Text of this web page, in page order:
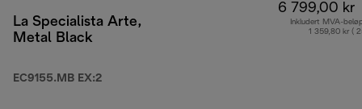
La Specialista Arte,
Metal Black
EC9155.MB EX:2
6 799,00 kr
Inkludert MVA-
1 359,80 kr (